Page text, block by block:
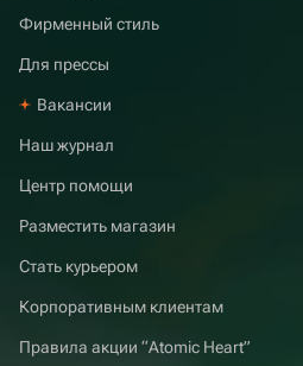
Фирменный стиль
Для прессы
Вакансии
Наш журнал
Центр помощи
Разместить магазин
Стать курьером
Корпоративным клиентам
Правила акции “Atomic Heart”